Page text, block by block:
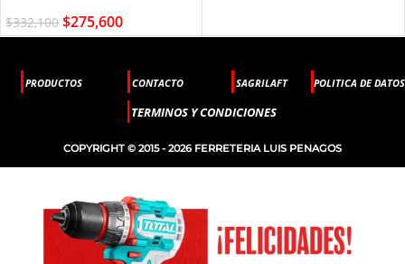
$332,100 $275,600
PRODUCTOS CONTACTO SAGRILAFT POLITICA DE DATOS
TERMINOS Y CONDICIONES
COPYRIGHT © 2015 - 2026 FERRETERIA LUIS PENAGOS